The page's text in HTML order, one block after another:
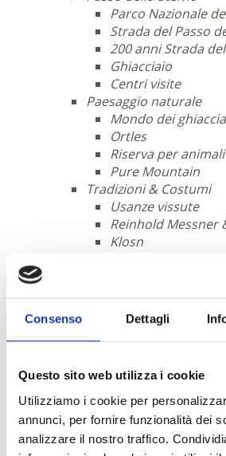
Consenso Dettagli
Questo sito web utilizza i cookie
Utilizziamo i cookie per
annunci, per fornire funzionalità dei
analizzare il nostro traffico.
Parco Nazionale
Strada del Passo
200 anni Strada
Ghiacciaio
Centri visite
Paesaggio naturale
Mondo dei
Ortles
Riserva per
Pure Mountain
Tradizioni & Costumi
Usanze vissute
Reinhold Messner
Klosn
Traino dell’aratro
Informazioni & servizi
Pianificare una vacanza
Guest Pass Ortles
Hotel
Appartamento
Bed & Breakfast
Campeggio
Agriturismo